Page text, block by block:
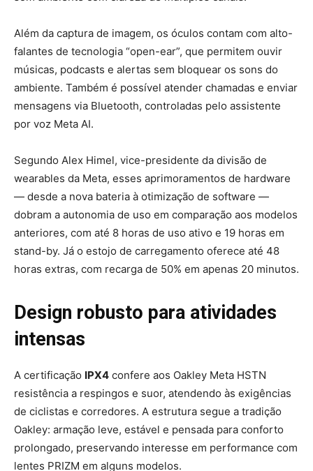
Além da captura de imagem, os óculos contam com alto-
falantes de tecnologia “open-ear”, que permitem ouvir
músicas, podcasts e alertas sem bloquear os sons do
ambiente. Também é possível atender chamadas e enviar
mensagens via Bluetooth, controladas pelo assistente
por voz Meta AI.
Segundo Alex Himel, vice-presidente da divisão de
wearables da Meta, esses aprimoramentos de hardware
— desde a nova bateria à otimização de software —
dobram a autonomia de uso em comparação aos modelos
anteriores, com até 8 horas de uso ativo e 19 horas em
stand-by. Já o estojo de carregamento oferece até 48
horas extras, com recarga de 50% em apenas 20 minutos.
Design robusto para atividades
intensas
A certificação IPX4 confere aos Oakley Meta HSTN
resistência a respingos e suor, atendendo às exigências
de ciclistas e corredores. A estrutura segue a tradição
Oakley: armação leve, estável e pensada para conforto
prolongado, preservando interesse em performance com
lentes PRIZM em alguns modelos.